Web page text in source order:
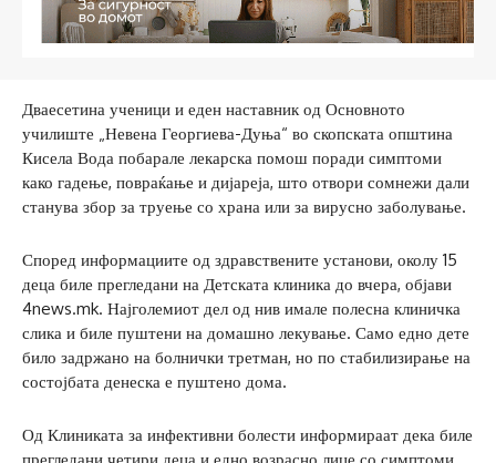
Дваесетина ученици и еден наставник од Основното
училиште „Невена Георгиева-Дуња“ во скопската општина
Кисела Вода побарале лекарска помош поради симптоми
како гадење, повраќање и дијареја, што отвори сомнежи дали
станува збор за труење со храна или за вирусно заболување.
Според информациите од здравствените установи, околу 15
деца биле прегледани на Детската клиника до вчера, објави
4news.mk. Најголемиот дел од нив имале полесна клиничка
слика и биле пуштени на домашно лекување. Само едно дете
било задржано на болнички третман, но по стабилизирање на
состојбата денеска е пуштено дома.
Од Клиниката за инфективни болести информираат дека биле